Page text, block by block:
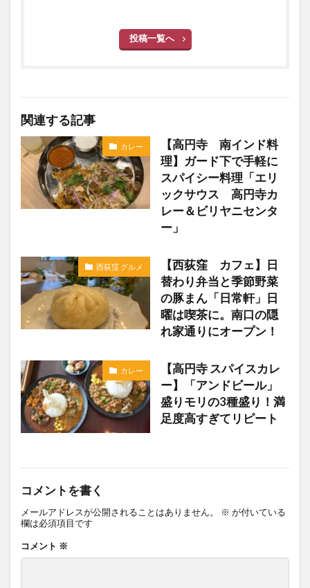
投稿一覧へ
関連する記事
カレー
【高円寺 南インド料
理】ガード下で手軽に
スパイシー料理「エリ
ックサウス 高円寺カ
レー＆ビリヤニセンタ
ー」
西荻窪 グルメ
【西荻窪 カフェ】日
替わり弁当と季節野菜
の豚まん「日常軒」日
曜は喫茶に。南口の隠
れ家通りにオープン！
カレー
【高円寺 スパイスカレ
ー】「アンドビール」
盛りモリの3種盛り！満
足度高すぎてリピート
コメントを書く
メールアドレスが公開されることはありません。 ※ が付いている
欄は必須項目です
コメント ※